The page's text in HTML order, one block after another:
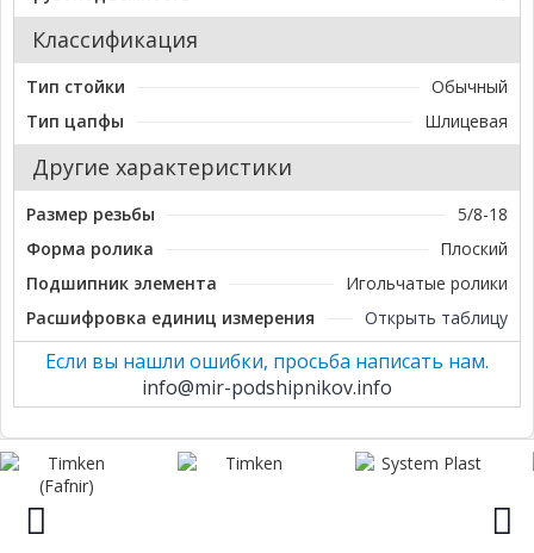
Классификация
Тип стойки
Обычный
Тип цапфы
Шлицевая
Другие характеристики
Размер резьбы
5/8-18
Форма ролика
Плоский
Подшипник элемента
Игольчатые ролики
Расшифровка единиц измерения
Открыть таблицу
Если вы нашли ошибки, просьба написать нам.
info@mir-podshipnikov.info